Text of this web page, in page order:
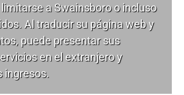
a Swainsboro o incluso
Al traducir su página web y
puede presentar sus
en el extranjero y
ingresos.